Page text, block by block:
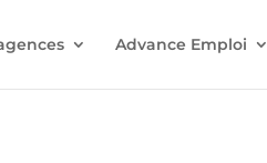
Advance Emploi